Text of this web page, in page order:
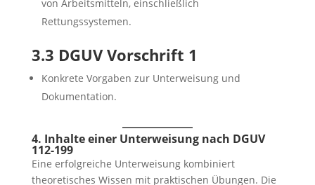
von Arbeitsmitteln, einschließlich
Rettungssystemen.
3.3 DGUV Vorschrift 1
Konkrete Vorgaben zur Unterweisung und
Dokumentation.
4. Inhalte einer Unterweisung nach DGUV
112-199
Eine erfolgreiche Unterweisung kombiniert
theoretisches Wissen mit praktischen Übungen. Die